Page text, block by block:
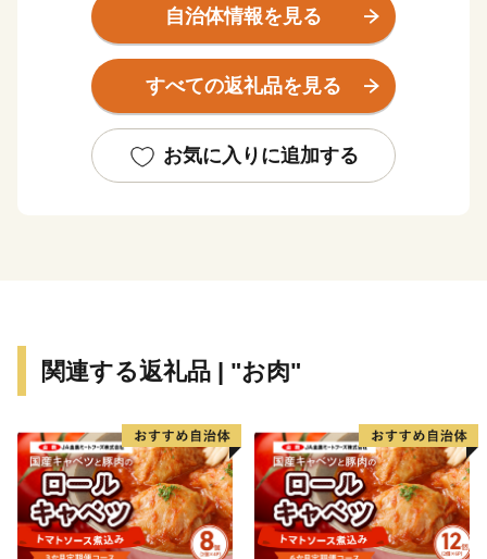
人々が移り住んでくる “暮らしやすいまち”です。
「街の住み心地ランキング（鹿児島県版）」では1位の
評価をいただき、
雄大な桜島を眼前にして自然・歴史・伝統・文化が息づ
街の中心部は大型商業施設や飲食店も増え賑わいを増し
ています。
※期間限定、数量限定のお礼の品がありますので、商品
さい。
※返礼品の送付は、姶良市外にお住まいの方に限らせて
いただきます。
※各返礼品の納期情報に基づいて発送させていただきま
す。
自治体情報を見る
すべての返礼品を見る
お気に入りに追加する
関連する返礼品 | "お肉"